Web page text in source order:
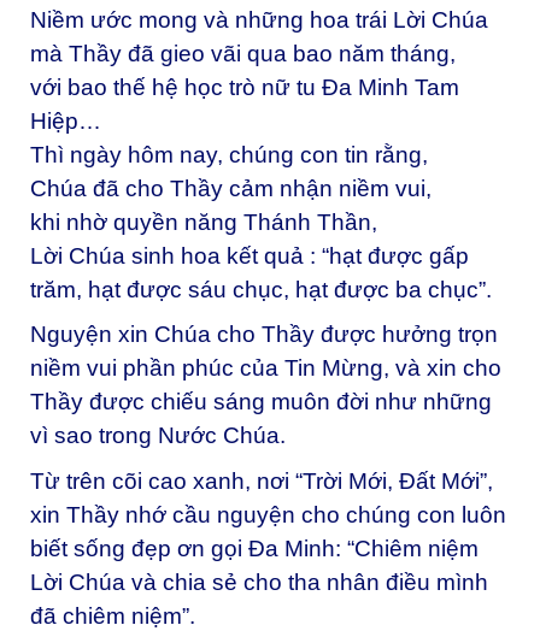
Niềm ước mong và những hoa trái Lời Chúa
mà Thầy đã gieo vãi qua bao năm tháng,
với bao thế hệ học trò nữ tu Đa Minh Tam
Hiệp…
Thì ngày hôm nay, chúng con tin rằng,
Chúa đã cho Thầy cảm nhận niềm vui,
khi nhờ quyền năng Thánh Thần,
Lời Chúa sinh hoa kết quả : “hạt được gấp
trăm, hạt được sáu chục, hạt được ba chục”.
Nguyện xin Chúa cho Thầy được hưởng trọn
niềm vui phần phúc của Tin Mừng, và xin cho
Thầy được chiếu sáng muôn đời như những
vì sao trong Nước Chúa.
Từ trên cõi cao xanh, nơi “Trời Mới, Đất Mới”,
xin Thầy nhớ cầu nguyện cho chúng con luôn
biết sống đẹp ơn gọi Đa Minh: “Chiêm niệm
Lời Chúa và chia sẻ cho tha nhân điều mình
đã chiêm niệm”.